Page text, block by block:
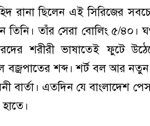
রানা ছিলেন এই সিরিজের
তিনি। তাঁর সেরা বোলিং ৫/৪০।
শরীরী ভাষাতেই ফুটে
বজ্রপাতের শব্দ। শর্ট বল আর
এতদিন যে বাংলাদেশ